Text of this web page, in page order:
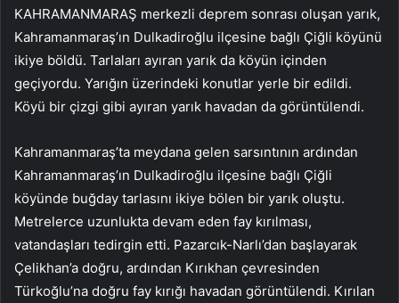
KAHRAMANMARAŞ merkezli deprem sonrası oluşan yarık,
Kahramanmaraş’ın Dulkadiroğlu ilçesine bağlı Çiğli köyünü
ikiye böldü. Tarlaları ayıran yarık da köyün içinden
geçiyordu. Yarığın üzerindeki konutlar yerle bir edildi.
Köyü bir çizgi gibi ayıran yarık havadan da görüntülendi.
Kahramanmaraş’ta meydana gelen sarsıntının ardından
Kahramanmaraş’ın Dulkadiroğlu ilçesine bağlı Çiğli
köyünde buğday tarlasını ikiye bölen bir yarık oluştu.
Metrelerce uzunlukta devam eden fay kırılması,
vatandaşları tedirgin etti. Pazarcık-Narlı’dan başlayarak
Çelikhan’a doğru, ardından Kırıkhan çevresinden
Türkoğlu’na doğru fay kırığı havadan görüntülendi. Kırılan